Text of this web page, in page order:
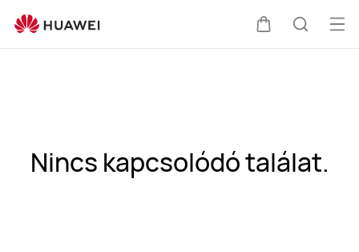
Nincs kapcsolódó találat.